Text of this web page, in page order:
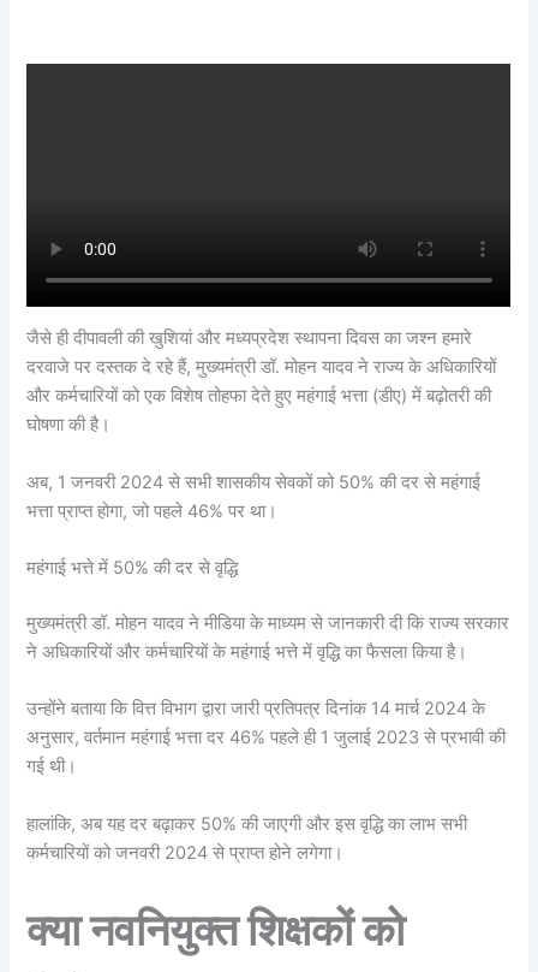
जैसे ही दीपावली की खुशियां और मध्यप्रदेश स्थापना दिवस का जश्न हमारे
दरवाजे पर दस्तक दे रहे हैं, मुख्यमंत्री डॉ. मोहन यादव ने राज्य के अधिकारियों
और कर्मचारियों को एक विशेष तोहफा देते हुए महंगाई भत्ता (डीए) में बढ़ोतरी की
घोषणा की है।
अब, 1 जनवरी 2024 से सभी शासकीय सेवकों को 50% की दर से महंगाई
भत्ता प्राप्त होगा, जो पहले 46% पर था।
महंगाई भत्ते में 50% की दर से वृद्धि
मुख्यमंत्री डॉ. मोहन यादव ने मीडिया के माध्यम से जानकारी दी कि राज्य सरकार
ने अधिकारियों और कर्मचारियों के महंगाई भत्ते में वृद्धि का फैसला किया है।
उन्होंने बताया कि वित्त विभाग द्वारा जारी प्रतिपत्र दिनांक 14 मार्च 2024 के
अनुसार, वर्तमान महंगाई भत्ता दर 46% पहले ही 1 जुलाई 2023 से प्रभावी की
गई थी।
हालांकि, अब यह दर बढ़ाकर 50% की जाएगी और इस वृद्धि का लाभ सभी
कर्मचारियों को जनवरी 2024 से प्राप्त होने लगेगा।
क्या नवनियुक्त शिक्षकों को